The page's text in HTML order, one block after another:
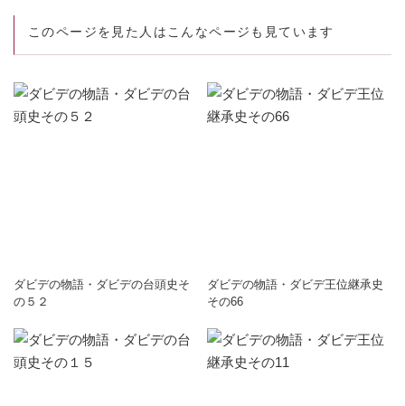
このページを見た人はこんなページも見ています
ダビデの物語・ダビデの台頭史そ
の５２
ダビデの物語・ダビデ王位継承史
その66